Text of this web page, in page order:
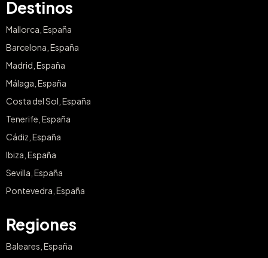
Destinos
Mallorca, España
Barcelona, España
Madrid, España
Málaga, España
Costa del Sol, España
Tenerife, España
Cádiz, España
Ibiza, España
Sevilla, España
Pontevedra, España
Regiones
Baleares, España